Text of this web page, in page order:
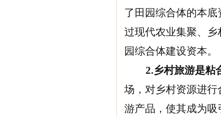
了田园综合体的本
过现代农业集聚、
园综合体建设资本。
2.乡村旅游是粘
场，对乡村资源进
游产品，使其成为